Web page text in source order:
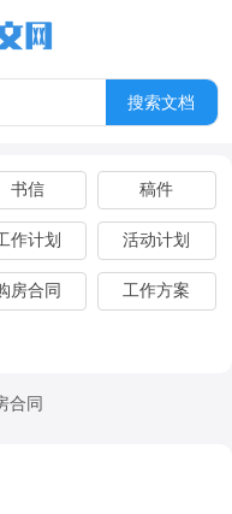
书信 稿件
作计划 活动计划
房合同 工作方案
合同